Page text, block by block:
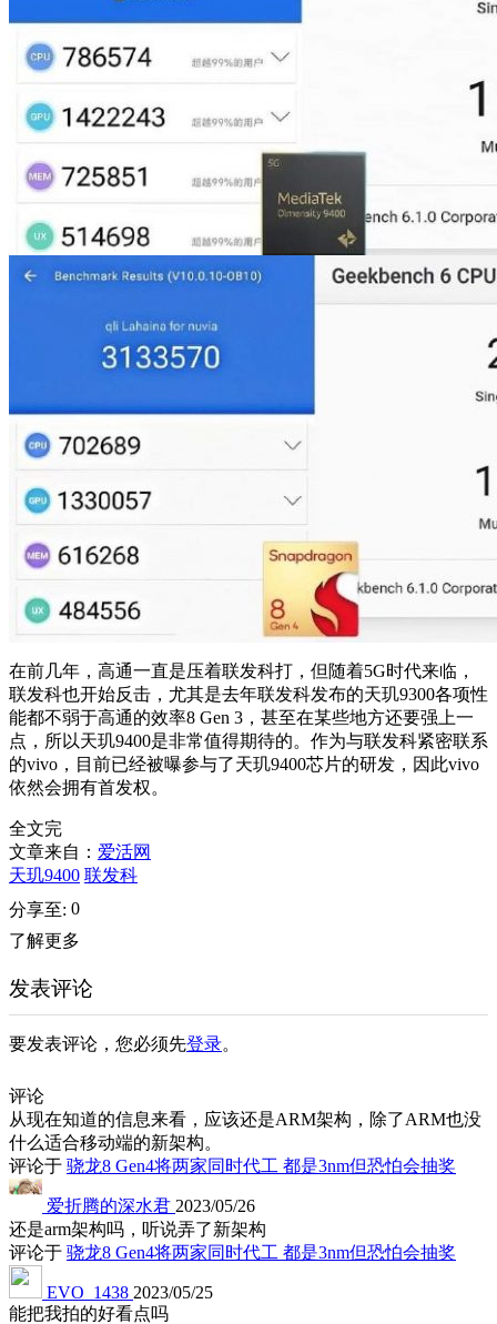
在前几年，高通一直是压着联发科打，但随着5G时代来临，
联发科也开始反击，尤其是去年联发科发布的天玑9300各项性
能都不弱于高通的效率8 Gen 3，甚至在某些地方还要强上一
点，所以天玑9400是非常值得期待的。作为与联发科紧密联系
的vivo，目前已经被曝参与了天玑9400芯片的研发，因此vivo
依然会拥有首发权。
全文完
文章来自： 爱活网
天玑9400 联发科
分享至: 0
了解更多
发表评论
要发表评论，您必须先登录。
评论
从现在知道的信息来看，应该还是ARM架构，除了ARM也没
什么适合移动端的新架构。
评论于 骁龙8 Gen4将两家同时代工 都是3nm但恐怕会抽奖
爱折腾的深水君 2023/05/26
还是arm架构吗，听说弄了新架构
评论于 骁龙8 Gen4将两家同时代工 都是3nm但恐怕会抽奖
EVO_1438 2023/05/25
能把我拍的好看点吗